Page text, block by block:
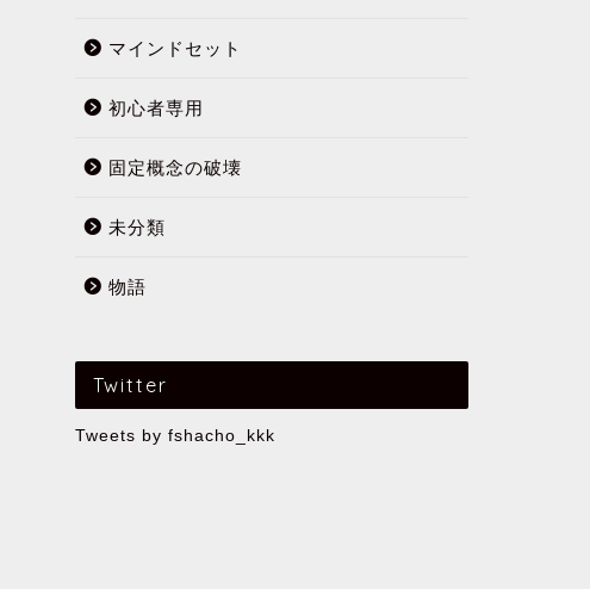
マインドセット
初心者専用
固定概念の破壊
未分類
物語
Twitter
Tweets by fshacho_kkk